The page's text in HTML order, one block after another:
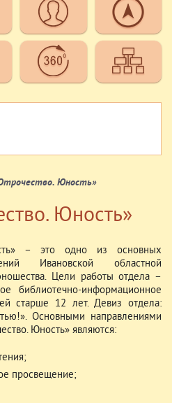
Юность»
Юность»
– это одно из основных
Ивановской областной
Цели работы отдела –
библиотечно-информационное
старше 12 лет. Девиз отдела:
Основными направлениями
Юность» являются:
просвещение;